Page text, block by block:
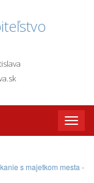
Toggle
s majetkom mesta -